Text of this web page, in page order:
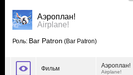
Аэроплан!
Airplane!
Роль: Bar Patron (Bar Patron)
Фильм Аэроплан!
Airplane!